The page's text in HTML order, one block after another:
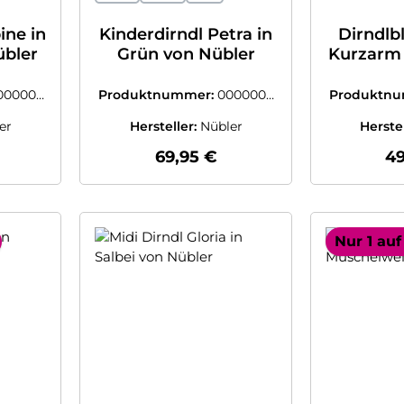
in
Kinderdirndl Petra in
Grün von Nübler
Produktnummer:0000003
Hersteller: Nübler
Regulärer Preis:
69,95 €
Nur 1